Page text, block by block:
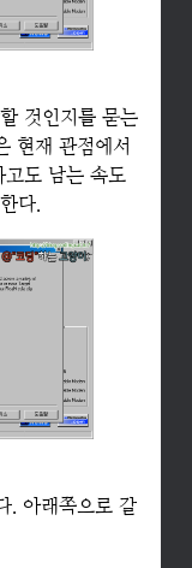
것인지를 묻는
현재 관점에서
고도 남는 속도
다.
. 아래쪽으로 갈